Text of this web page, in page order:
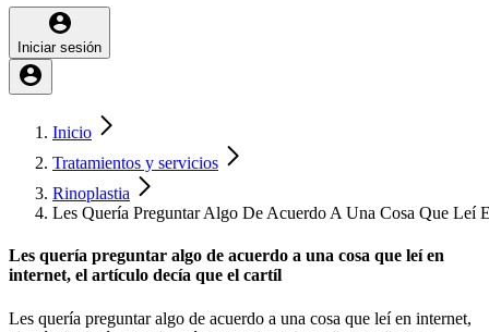
Iniciar sesión
Inicio
Tratamientos y servicios
Rinoplastia
Les Quería Preguntar Algo De Acuerdo A Una Cosa Que
Les quería preguntar algo de acuerdo a una cosa que leí en
internet, el artículo decía que el cartíl
Les quería preguntar algo de acuerdo a una cosa que leí en internet,